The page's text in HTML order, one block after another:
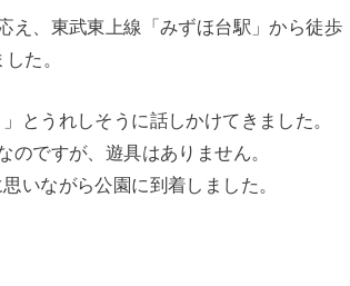
え、東武東上線「みずほ台駅」から徒歩
た。
とうれしそうに話しかけてきました。
ですが、遊具はありません。
いながら公園に到着しました。